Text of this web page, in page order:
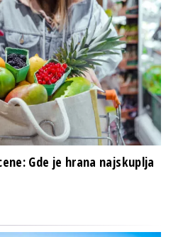
Gde je hrana najskuplja